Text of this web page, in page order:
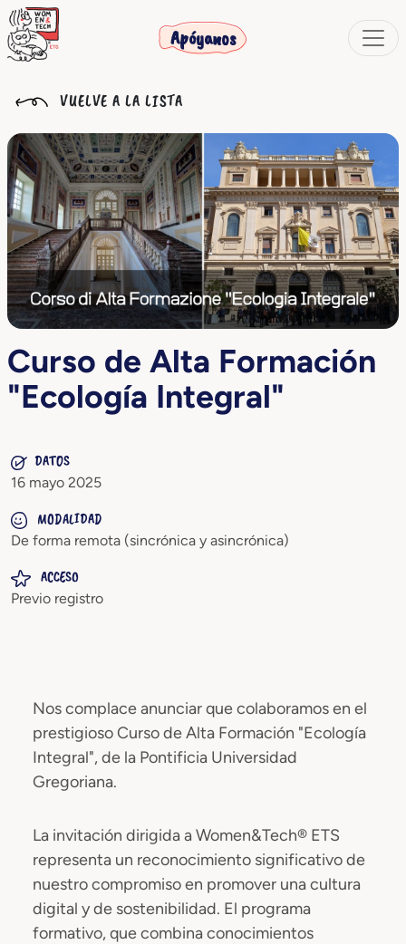
Apóyanos
VUELVE A LA LISTA
Curso de Alta Formación
"Ecología Integral"
DATOS
16 mayo 2025
MODALIDAD
De forma remota (sincrónica y asincrónica)
ACCESO
Previo registro
Nos complace anunciar que colaboramos en el
prestigioso Curso de Alta Formación "Ecología
Integral", de la Pontificia Universidad
Gregoriana.
La invitación dirigida a Women&Tech® ETS
representa un reconocimiento significativo de
nuestro compromiso en promover una cultura
digital y de sostenibilidad. El programa
formativo, que combina conocimientos